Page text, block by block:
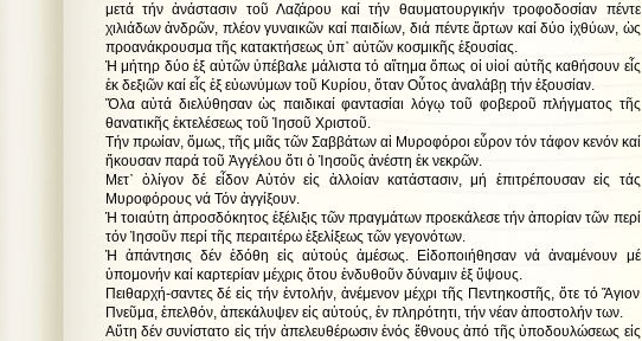
μετά τήν ἀνάστασιν τοῦ Λαζάρου καί τήν θαυματουργικήν τροφοδοσίαν πέντε
χιλιάδων ἀνδρῶν, πλέον γυναικῶν καί παιδίων, διά πέντε ἄρτων καί δύο ἰχθύων, ὡς
προανάκρουσμα τῆς κατακτήσεως ὑπ᾿ αὐτῶν κοσμικῆς ἐξουσίας.
Ἡ μήτηρ δύο ἐξ αὐτῶν ὑπέβαλε μάλιστα τό αἴτημα ὅπως οἱ υἱοί αὐτῆς καθήσουν εἷς
ἐκ δεξιῶν καί εἷς ἐξ εὐωνύμων τοῦ Κυρίου, ὅταν Οὗτος ἀναλάβῃ τήν ἐξουσίαν.
Ὅλα αὐτά διελύθησαν ὡς παιδικαί φαντασίαι λόγῳ τοῦ φοβεροῦ πλήγματος τῆς
θανατικῆς ἐκτελέσεως τοῦ Ἰησοῦ Χριστοῦ.
Τήν πρωίαν, ὅμως, τῆς μιᾶς τῶν Σαββάτων αἱ Μυροφόροι εὗρον τόν τάφον κενόν καί
ἤκουσαν παρά τοῦ Ἀγγέλου ὅτι ὁ Ἰησοῦς ἀνέστη ἐκ νεκρῶν.
Μετ᾿ ὀλίγον δέ εἶδον Αὐτόν εἰς ἀλλοίαν κατάστασιν, μή ἐπιτρέπουσαν εἰς τάς
Μυροφόρους νά Τόν ἀγγίξουν.
Ἡ τοιαύτη ἀπροσδόκητος ἐξέλιξις τῶν πραγμάτων προεκάλεσε τήν ἀπορίαν τῶν περί
τόν Ἰησοῦν περί τῆς περαιτέρω ἐξελίξεως τῶν γεγονότων.
Ἡ ἀπάντησις δέν ἐδόθη εἰς αὐτούς ἀμέσως. Εἰδοποιήθησαν νά ἀναμένουν μέ
ὑπομονήν καί καρτερίαν μέχρις ὅτου ἐνδυθοῦν δύναμιν ἐξ ὕψους.
Πειθαρχή-σαντες δέ εἰς τήν ἐντολήν, ἀνέμενον μέχρι τῆς Πεντηκοστῆς, ὅτε τό Ἅγιον
Πνεῦμα, ἐπελθόν, ἀπεκάλυψεν εἰς αὐτούς, ἐν πληρότητι, τήν νέαν ἀποστολήν των.
Αὕτη δέν συνίστατο εἰς τήν ἀπελευθέρωσιν ἑνός ἔθνους ἀπό τῆς ὑποδουλώσεως εἰς